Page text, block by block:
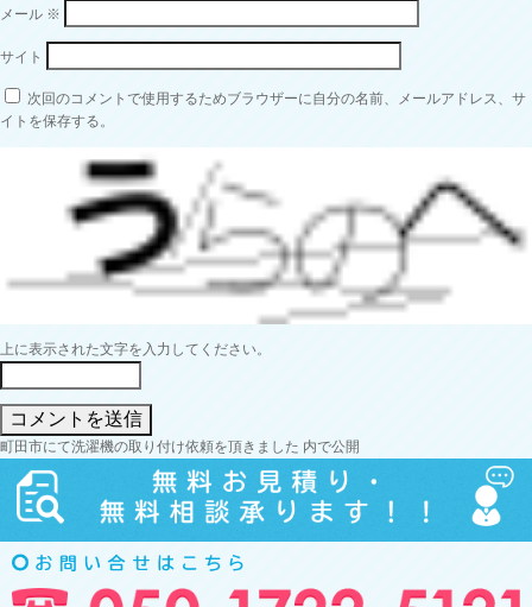
メール ※
サイト
次回のコメントで使用するためブラウザーに自分の名前、メールアドレス、サ
イトを保存する。
上に表示された文字を入力してください。
投
ゲ
町田市にて洗濯機の取り付け依頼を頂きました 内で公開